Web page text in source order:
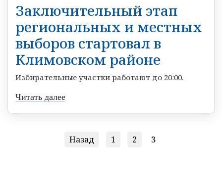
Заключительный этап
региональных и местных
выборов стартовал в
Климовском районе
Избирательные участки работают до 20:00.
Читать далее
Назад 1 2 3